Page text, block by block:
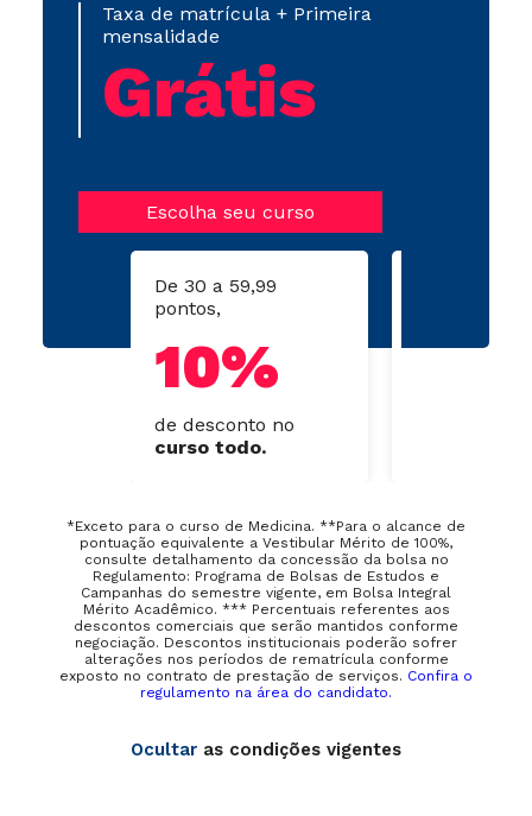
Taxa de matrícula + Primeira
mensalidade
Grátis
Escolha seu curso
De 30 a 59,99
pontos,
10%
de desconto no
curso todo.
*Exceto para o curso de Medicina. **Para o alcance de
pontuação equivalente a Vestibular Mérito de 100%,
consulte detalhamento da concessão da bolsa no
Regulamento: Programa de Bolsas de Estudos e
Campanhas do semestre vigente, em Bolsa Integral
Mérito Acadêmico. *** Percentuais referentes aos
descontos comerciais que serão mantidos conforme
negociação. Descontos institucionais poderão sofrer
alterações nos períodos de rematrícula conforme
exposto no contrato de prestação de serviços. Confira o
regulamento na área do candidato.
Ocultar as condições vigentes